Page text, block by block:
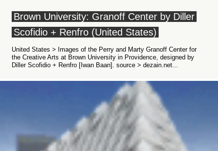
Brown University: Granoff Center by Diller
Scofidio + Renfro (United States)
United States > Images of the Perry and Marty Granoff Center for
the Creative Arts at Brown University in Providence, designed by
Diller Scofidio + Renfro [Iwan Baan]. source > dezain.net...